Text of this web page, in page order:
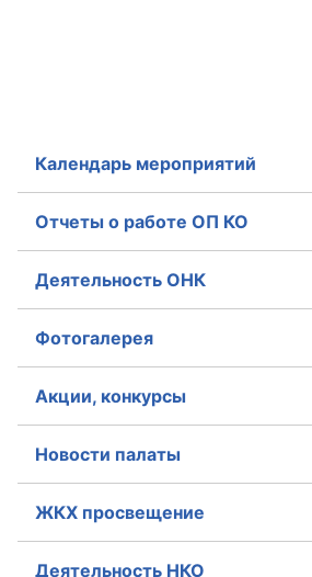
Календарь мероприятий
Отчеты о работе ОП КО
Деятельность ОНК
Фотогалерея
Акции, конкурсы
Новости палаты
ЖКХ просвещение
Деятельность НКО